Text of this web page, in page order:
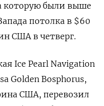
которую были выше
потолка в $60
США в четверг.
Ice Pearl Navigation
Golden Bosphorus,
США, перевозил